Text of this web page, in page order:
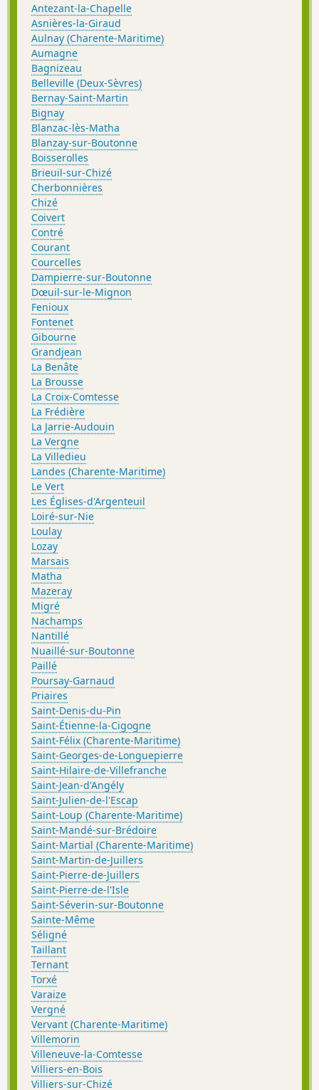
Antezant-la-Chapelle
Asnières-la-Giraud
Aulnay (Charente-Maritime)
Aumagne
Bagnizeau
Belleville (Deux-Sèvres)
Bernay-Saint-Martin
Bignay
Blanzac-lès-Matha
Blanzay-sur-Boutonne
Boisserolles
Brieuil-sur-Chizé
Cherbonnières
Chizé
Coivert
Contré
Courant
Courcelles
Dampierre-sur-Boutonne
Dœuil-sur-le-Mignon
Fenioux
Fontenet
Gibourne
Grandjean
La Benâte
La Brousse
La Croix-Comtesse
La Frédière
La Jarrie-Audouin
La Vergne
La Villedieu
Landes (Charente-Maritime)
Le Vert
Les Églises-d'Argenteuil
Loiré-sur-Nie
Loulay
Lozay
Marsais
Matha
Mazeray
Migré
Nachamps
Nantillé
Nuaillé-sur-Boutonne
Paillé
Poursay-Garnaud
Priaires
Saint-Denis-du-Pin
Saint-Étienne-la-Cigogne
Saint-Félix (Charente-Maritime)
Saint-Georges-de-Longuepierre
Saint-Hilaire-de-Villefranche
Saint-Jean-d'Angély
Saint-Julien-de-l'Escap
Saint-Loup (Charente-Maritime)
Saint-Mandé-sur-Brédoire
Saint-Martial (Charente-Maritime)
Saint-Martin-de-Juillers
Saint-Pierre-de-Juillers
Saint-Pierre-de-l'Isle
Saint-Séverin-sur-Boutonne
Sainte-Même
Séligné
Taillant
Ternant
Torxé
Varaize
Vergné
Vervant (Charente-Maritime)
Villemorin
Villeneuve-la-Comtesse
Villiers-en-Bois
Villiers-sur-Chizé